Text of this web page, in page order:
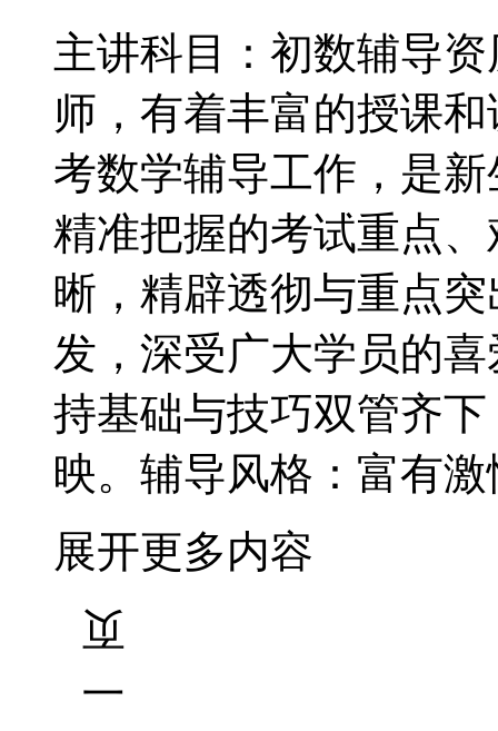
主讲科目：初数辅导
师，有着丰富的授课
考数学辅导工作，是
精准把握的考试重点
晰，精辟透彻与重点
发，深受广大学员的
持基础与技巧双管齐
映。辅导风格：富有
展开更多内容